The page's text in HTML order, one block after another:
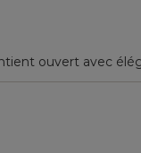
ouvert avec